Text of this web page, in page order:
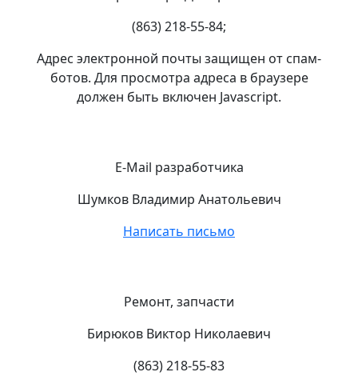
(863) 218-55-84;
Адрес электронной почты защищен от спам-
ботов. Для просмотра адреса в браузере
должен быть включен Javascript.
E-Mail разработчика
Шумков Владимир Анатольевич
Написать письмо
Ремонт, запчасти
Бирюков Виктор Николаевич
(863) 218-55-83